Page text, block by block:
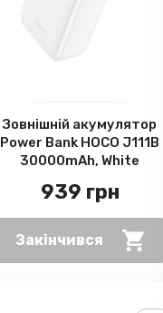
Зовнішній акумулятор
Power Bank HOCO J111B
30000mAh, White
939 грн
Закінчився